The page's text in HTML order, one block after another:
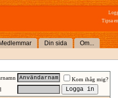
Tipsa
Medlemmar Din sida Om...
Kom ihåg mig?